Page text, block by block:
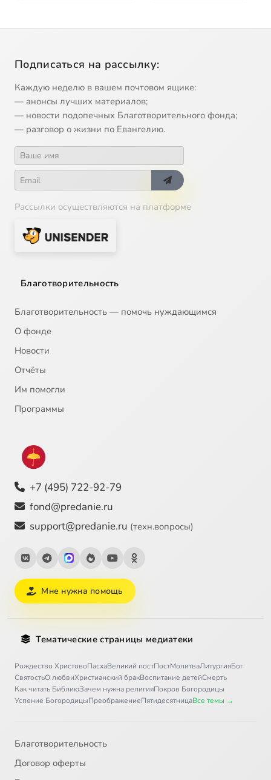
Подписаться на рассылку:
Каждую неделю в вашем почтовом ящике:
— анонсы лучших материалов;
— новости подопечных Благотворительного фонда;
— разговор о жизни по Евангелию.
Рассылки осуществляются на платформе
Благотворительность
Благотворительность — помочь нуждающимся
О фонде
Новости
Отчёты
Им помогли
Программы
+7 (495) 722-92-79
fond@predanie.ru
support@predanie.ru (техн.вопросы)
Мне нужна помощь
Тематические страницы медиатеки
Рождество ХристовоПасхаВеликий постПостМолитваЛитургияБог
СвятостьО любвиХристианский бракВоспитание детейСмерть
Как читать БиблиюЗачем нужна религияПокров Богородицы
Успение БогородицыПреображениеПятидесятницаВсе темы →
Благотворительность
Договор оферты